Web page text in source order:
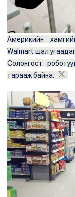
Америкийн
Walmart шал
Солонгост
тарааж байна.